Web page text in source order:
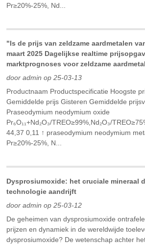
Pr≥20%-25%, Nd...
"Is de prijs van zeldzame aardmetalen
maart 2025 Dagelijkse realtime
marktprognoses voor zeldzame
door admin op 25-03-13
Productnaam Productspecificatie Hoogste
Gemiddelde prijs Gisteren Gemiddelde
Praseodymium neodymium oxide
Pr₆O₁₁+Nd₂O₃/TREO≥99%,Nd₂O₃/
44,37 0,11 ↑ praseodymium neodymium
Pr≥20%-25%, N...
Dysprosiumoxide: het cruciale mineraal
technologie aandrijft
door admin op 25-03-12
De geheimen van dysprosiumoxide
prijzen en dynamiek in de wereldwijde
dysprosiumoxide? De wetenschap achter